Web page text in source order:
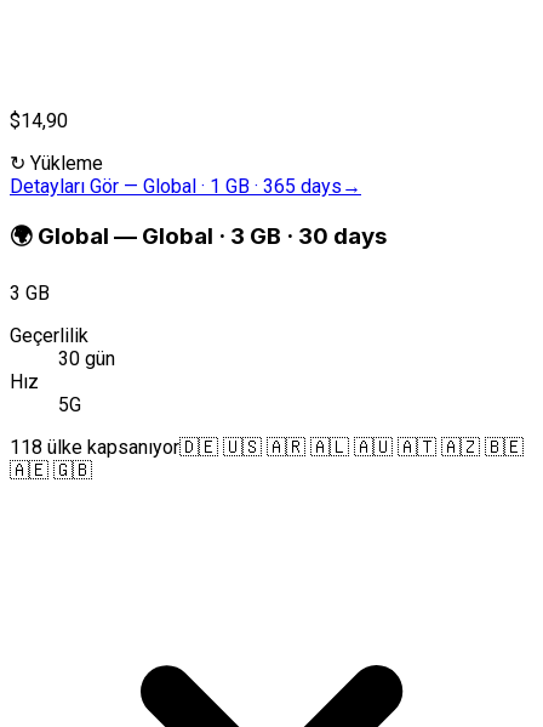
$14,90
↻ Yükleme
Detayları Gör — Global · 1 GB · 365 days →
🌍 Global — Global · 3 GB · 30 days
3 GB
Geçerlilik
30 gün
Hız
5G
118 ülke kapsanıyor🇩🇪 🇺🇸 🇦🇷 🇦🇱 🇦🇺 🇦🇹 🇦🇿 🇧🇪
🇦🇪 🇬🇧